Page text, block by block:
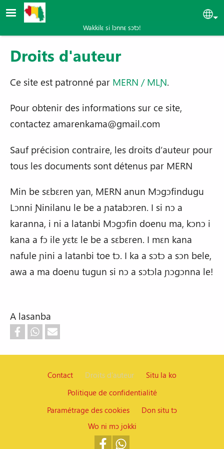
Aller au contenu principal
Wakkilɛ si lɔnnɛ sɔtɔ!
Droits d'auteur
Ce site est patronné par MERN / MLƝ.
Pour obtenir des informations sur ce site,
contactez amarenkama@gmail.com
Sauf précision contraire, les droits d’auteur pour
tous les documents sont détenus par MERN
Min be sɛbɛren yan, MERN anun Mɔgɔfindugu
Lɔnni Ɲinilanu le be a ɲatabɔren. I si nɔ a
karanna, i ni a latanbi Mɔgɔfin doenu ma, kɔnɔ i
kana a fɔ ile yɛtɛ le be a sɛbɛren. I mɛn kana
nafule ɲini a latanbi toe tɔ. I ka a sɔtɔ a sɔn bele,
awa a ma doenu tugun si nɔ a sɔtɔla ɲɔgɔnna le!
A lasanba
Pied de page
Contact Droits d'auteur
Situ la ko
Politique de confidentialité
Paramétrage des cookies
Don situ tɔ
Wo ni mɔ jokki